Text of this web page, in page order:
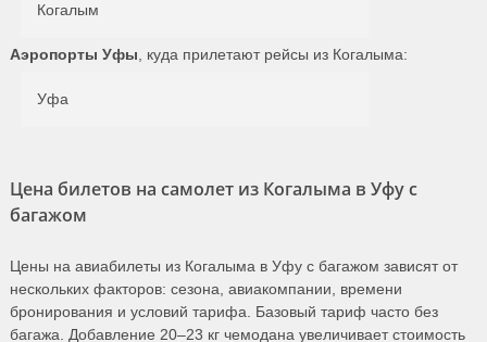
Когалым
Аэропорты Уфы , куда прилетают рейсы из Когалыма:
Уфа
Цена билетов на самолет из Когалыма в Уфу с
багажом
Цены на авиабилеты из Когалыма в Уфу с багажом зависят от
нескольких факторов: сезона, авиакомпании, времени
бронирования и условий тарифа. Базовый тариф часто без
багажа. Добавление 20–23 кг чемодана увеличивает стоимость